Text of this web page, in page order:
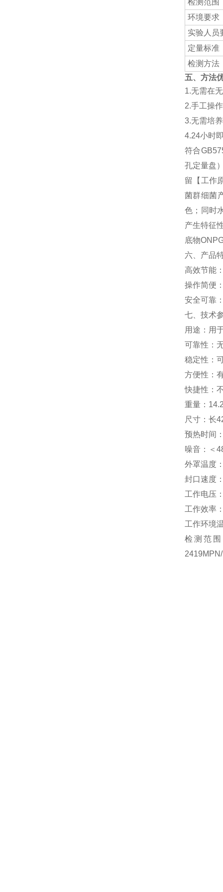
检测范围
环境要求
实验人员
定量标准
检测方法
五、方法
1.无需在
2.手工操
3.无需培
4.24小时
符合
孔定量盘
留【工作
菌群细菌
色；同时
产生特征
底物
六、产品
高效节能
操作简便
安全可靠
七、技术
用途：用
可靠性：
稳定性：
方便性：
快捷性：
重量：
尺寸：长
预热时间
噪音：＜
外罩温度
封口速度
工作电压
工作效率
工作环境
检测范